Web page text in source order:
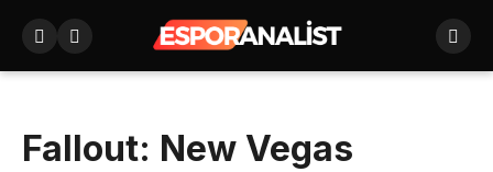
Fallout: New Vegas